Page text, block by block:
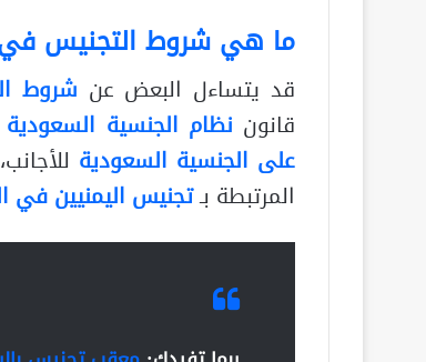
ما هي شروط التجنيس
قد يتساءل البعض عن شروط
قانون نظام الجنسية السعودية
على الجنسية السعودية
المرتبطة بـتجنيس اليمنيين في